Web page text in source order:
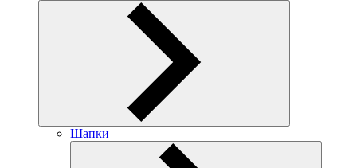
Шапки